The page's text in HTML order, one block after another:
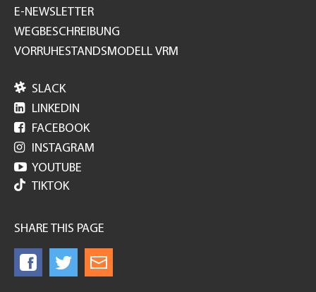
E-NEWSLETTER
WEGBESCHREIBUNG
VORRUHESTANDSMODELL VRM
 SLACK
 LINKEDIN
 FACEBOOK
 INSTAGRAM
 YOUTUBE
TIKTOK
SHARE THIS PAGE